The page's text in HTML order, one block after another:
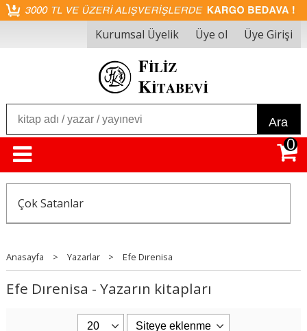
Kurumsal Üyelik Üye ol Üye Girişi
Ara
0
Çok Satanlar
Anasayfa > Yazarlar > Efe Dırenisa
Efe Dırenisa - Yazarın kitapları